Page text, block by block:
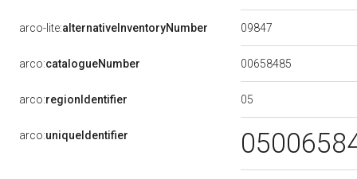
arco-lite:alternativeInventoryNumber 09847
arco:catalogueNumber 00658485
arco:regionIdentifier 05
arco:uniqueIdentifier